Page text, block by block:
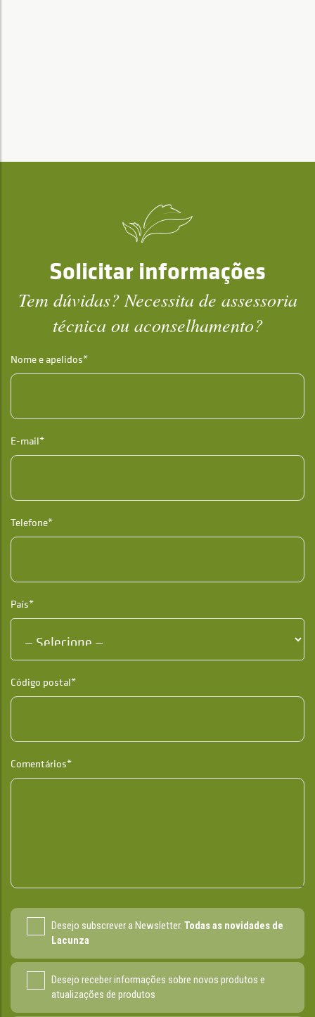
Solicitar informações
Tem dúvidas? Necessita de assessoria
técnica ou aconselhamento?
Nome e apelidos*
E-mail*
Telefone*
País*
Código postal*
Comentários*
Desejo subscrever a Newsletter. Todas as novidades de
Lacunza
Desejo receber informações sobre novos produtos e
atualizações de produtos